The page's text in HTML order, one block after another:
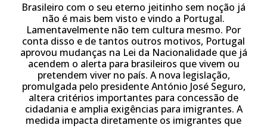
Brasileiro com o seu eterno jeitinho sem noção já
não é mais bem visto e vindo a Portugal.
Lamentavelmente não tem cultura mesmo. Por
conta disso e de tantos outros motivos, Portugal
aprovou mudanças na Lei da Nacionalidade que já
acendem o alerta para brasileiros que vivem ou
pretendem viver no país. A nova legislação,
promulgada pelo presidente António José Seguro,
altera critérios importantes para concessão de
cidadania e amplia exigências para imigrantes. A
medida impacta diretamente os imigrantes que